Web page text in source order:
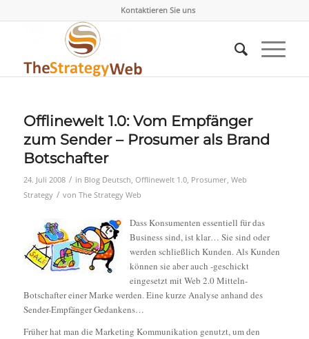
Kontaktieren Sie uns
Offlinewelt 1.0: Vom Empfänger
zum Sender – Prosumer als Brand
Botschafter
24. Juli 2008 / in Blog Deutsch, Offlinewelt 1.0, Prosumer, Web
Strategy / von The Strategy Web
Dass Konsumenten essentiell für das
Business sind, ist klar… Sie sind oder
werden schließlich Kunden. Als Kunden
können sie aber auch -geschickt
eingesetzt mit Web 2.0 Mitteln-
Botschafter einer Marke werden. Eine kurze Analyse anhand des
Sender-Empfänger Gedankens…
Früher hat man die Marketing Kommunikation genutzt, um den